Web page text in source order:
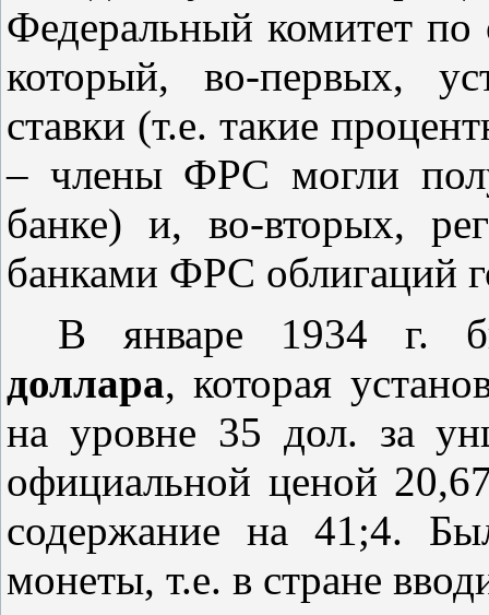
Федеральный комитет
который, во-первых,
ставки (т.е. такие
– члены ФРС могли
банке) и, во-вторых,
банками ФРС облигаций
В январе 1934 г.
доллара, которая
на уровне 35 дол. за
официальной ценой
содержание на 41;4.
монеты, т.е. в стране